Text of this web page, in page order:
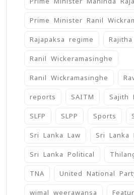
Prime Minister Ranil
Rajapaksa regime
Ranil Wickeramasinghe
Ranil Wickramasinghe
reports SAITM Sajith
SLFP SLPP Sports
Sri Lanka Law Sri Lanka
Sri Lanka Political
TNA United National
wimal weerawansa